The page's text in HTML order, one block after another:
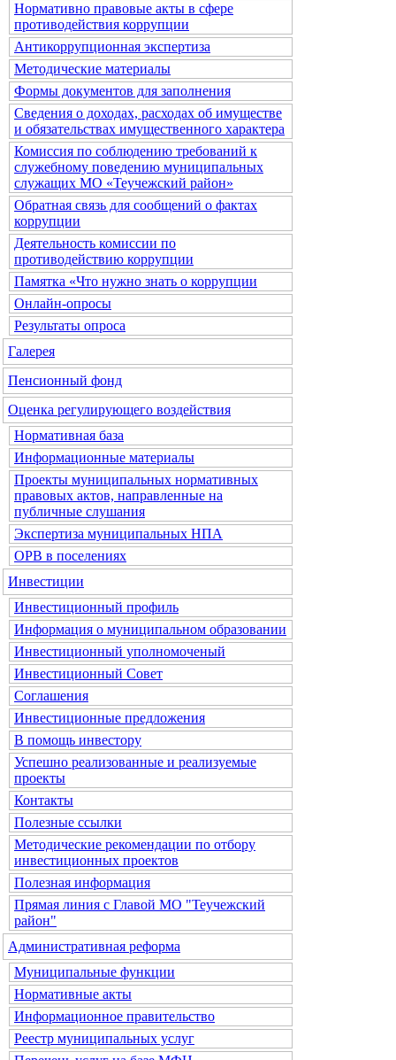
Нормативно правовые акты в сфере
противодействия коррупции
Антикоррупционная экспертиза
Методические материалы
Формы документов для заполнения
Сведения о доходах, расходах об имуществе
и обязательствах имущественного характера
Комиссия по соблюдению требований к
служебному поведению муниципальных
служащих МО «Теучежский район»
Обратная связь для сообщений о фактах
коррупции
Деятельность комиссии по
противодействию коррупции
Памятка «Что нужно знать о коррупции
Онлайн-опросы
Результаты опроса
Галерея
Пенсионный фонд
Оценка регулирующего воздействия
Нормативная база
Информационные материалы
Проекты муниципальных нормативных
правовых актов, направленные на
публичные слушания
Экспертиза муниципальных НПА
ОРВ в поселениях
Инвестиции
Инвестиционный профиль
Информация о муниципальном образовании
Инвестиционный уполномоченый
Инвестиционный Совет
Соглашения
Инвестиционные предложения
В помощь инвестору
Успешно реализованные и реализуемые
проекты
Контакты
Полезные ссылки
Методические рекомендации по отбору
инвестиционных проектов
Полезная информация
Прямая линия с Главой МО "Теучежский
район"
Административная реформа
Муниципальные функции
Нормативные акты
Информационное правительство
Реестр муниципальных услуг